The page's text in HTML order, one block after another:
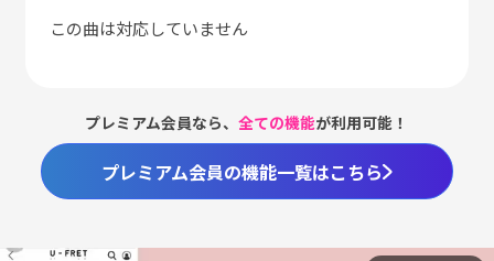
この曲は対応していません
プレミアム会員なら、全ての機能が利用可能！
プレミアム会員の機能一覧はこちら